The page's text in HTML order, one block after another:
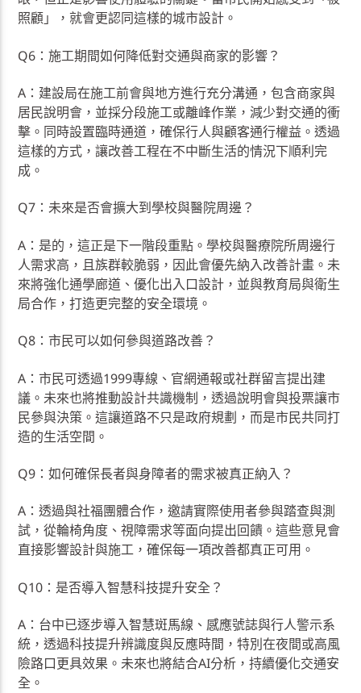
照顧」，就會更認同這樣的城市設計。
Q6：施工期間如何降低對交通與商家的影響？
A：建設局在施工前會與地方進行充分溝通，包含商家與
居民說明會，並採分段施工或離峰作業，減少對交通的衝
擊。同時設置臨時通道，確保行人與顧客通行權益。透過
這樣的方式，讓改善工程在不中斷生活的情況下順利完
成。
Q7：未來是否會擴大到學校與醫院周邊？
A：是的，這正是下一階段重點。學校與醫療院所周邊行
人需求高，且族群較脆弱，因此會優先納入改善計畫。未
來將強化通學廊道、優化出入口設計，並與教育局與衛生
局合作，打造更完整的安全環境。
Q8：市民可以如何參與道路改善？
A：市民可透過1999專線、官網通報或社群留言提出建
議。未來也將推動設計共識機制，透過說明會與投票讓市
民參與決策。這讓道路不只是政府規劃，而是市民共同打
造的生活空間。
Q9：如何確保長者與身障者的需求被真正納入？
A：透過與社福團體合作，邀請實際使用者參與踏查與測
試，從輪椅角度、視障需求等面向提出回饋。這些意見會
直接影響設計與施工，確保每一項改善都真正可用。
Q10：是否導入智慧科技提升安全？
A：台中已逐步導入智慧斑馬線、感應號誌與行人警示系
統，透過科技提升辨識度與反應時間，特別在夜間或高風
險路口更具效果。未來也將結合AI分析，持續優化交通安
全。